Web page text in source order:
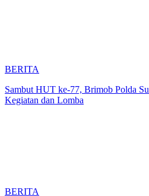
BERITA
Sambut HUT ke-77, Brimob Polda
Kegiatan dan Lomba
BERITA